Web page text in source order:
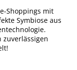
Shoppings mit
Symbiose aus
zuverlässigen